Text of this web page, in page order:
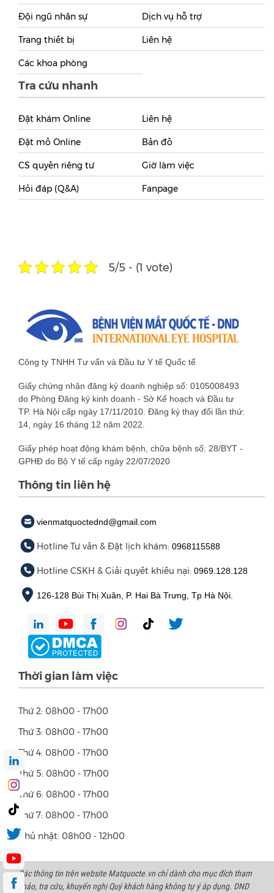
Đội ngũ nhân sự
Trang thiết bị
Các khoa phòng
Dịch vụ hỗ trợ
Liên hệ
Tra cứu nhanh
Đặt khám Online
Đặt mổ Online
CS quyền riêng tư
Hỏi đáp (Q&A)
Liên hệ
Bản đồ
Giờ làm việc
Fanpage
5/5 - (1 vote)
Công ty TNHH Tư vấn và Đầu tư Y tế Quốc tế
Giấy chứng nhận đăng ký doanh nghiệp số: 0105008493
do Phòng Đăng ký kinh doanh - Sở Kế hoạch và Đầu tư
TP. Hà Nội cấp ngày 17/11/2010. Đăng ký thay đổi lần thứ:
14, ngày 16 tháng 12 năm 2022.
Giấy phép hoạt động khám bệnh, chữa bệnh số: 28/BYT -
GPHĐ do Bộ Y tế cấp ngày 22/07/2020
Thông tin liên hệ
vienmatquoctednd@gmail.com
Hotline Tư vấn & Đặt lịch khám: 0968115588
Hotline CSKH & Giải quyết khiếu nại: 0969.128.128
126-128 Bùi Thị Xuân, P. Hai Bà Trưng, Tp Hà Nội.
Thời gian làm việc
Thứ 2: 08h00 - 17h00
Thứ 3: 08h00 - 17h00
Thứ 4: 08h00 - 17h00
Thứ 5: 08h00 - 17h00
Thứ 6: 08h00 - 17h00
Thứ 7: 08h00 - 17h00
Chủ nhật: 08h00 - 12h00
Các thông tin trên website Matquocte.vn chỉ dành cho mục đích tham
khảo, tra cứu, khuyến nghị Quý khách hàng không tự ý áp dụng. DND